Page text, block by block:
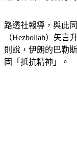
路透社報導，與此
（Hezbollah）矢
則說，伊朗的巴勒
固「抵抗精神」。